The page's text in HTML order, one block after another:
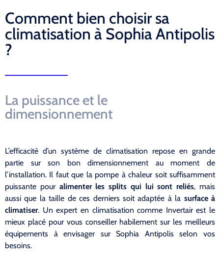
Comment bien choisir sa
climatisation à Sophia Antipolis
?
La puissance et le
dimensionnement
L’efficacité d’un système de climatisation repose en grande
partie sur son bon dimensionnement au moment de
l’installation. Il faut que la pompe à chaleur soit suffisamment
puissante pour alimenter les splits qui lui sont reliés, mais
aussi que la taille de ces derniers soit adaptée à la surface à
climatiser. Un expert en climatisation comme Invertair est le
mieux placé pour vous conseiller habilement sur les meilleurs
équipements à envisager sur Sophia Antipolis selon vos
besoins.